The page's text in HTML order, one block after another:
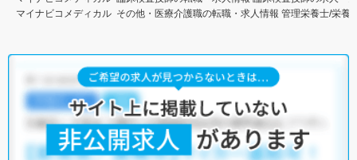
マイナビコメディカル その他・医療介護職の転職・求人情報 管理栄養士/栄養